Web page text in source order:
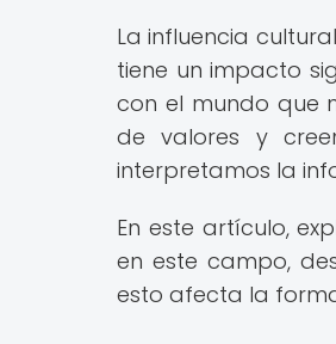
La influencia
tiene un impacto
con el mundo que
de valores y
interpretamos la
En este artículo,
en este campo,
esto afecta la